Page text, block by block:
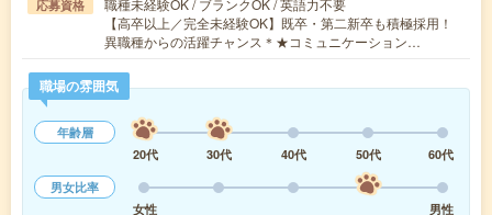
応募資格
【高卒以上／完全未経験OK】既卒・第二新卒も積極採用！
異職種からの活躍チャンス＊★コミュニケーション…
職場の雰囲気
年齢層
20代
30代 40代 50代
60代
男女比率
女性
男性